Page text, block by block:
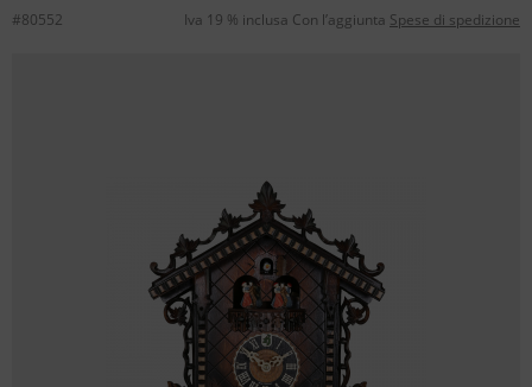
#80552 Iva 19 % inclusa Con l’aggiunta Spese di spedizione